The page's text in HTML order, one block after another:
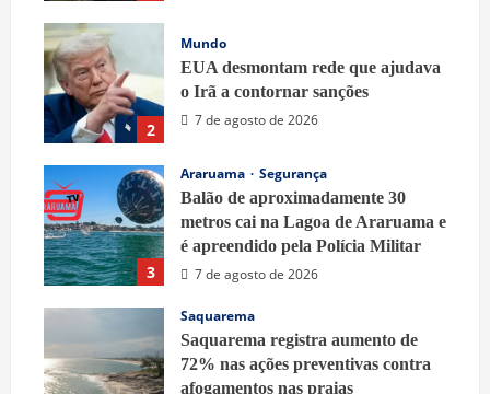
2
Mundo
EUA desmontam rede que ajudava
o Irã a contornar sanções
7 de agosto de 2026
3
Araruama
Segurança
Balão de aproximadamente 30
metros cai na Lagoa de Araruama e
é apreendido pela Polícia Militar
7 de agosto de 2026
Saquarema
Saquarema registra aumento de
72% nas ações preventivas contra
afogamentos nas praias